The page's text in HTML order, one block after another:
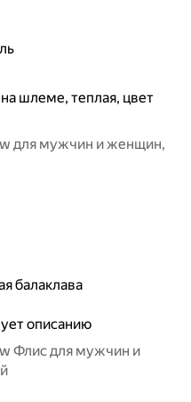
шлеме, теплая, цвет
для мужчин и женщин,
балаклава
описанию
Флис для мужчин и